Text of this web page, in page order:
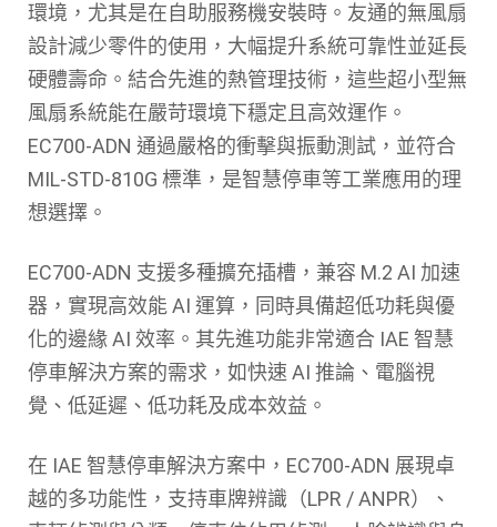
環境，尤其是在自助服務機安裝時。友通的無風扇
設計減少零件的使用，大幅提升系統可靠性並延長
硬體壽命。結合先進的熱管理技術，這些超小型無
風扇系統能在嚴苛環境下穩定且高效運作。
EC700-ADN 通過嚴格的衝擊與振動測試，並符合
MIL-STD-810G 標準，是智慧停車等工業應用的理
想選擇。
EC700-ADN 支援多種擴充插槽，兼容 M.2 AI 加速
器，實現高效能 AI 運算，同時具備超低功耗與優
化的邊緣 AI 效率。其先進功能非常適合 IAE 智慧
停車解決方案的需求，如快速 AI 推論、電腦視
覺、低延遲、低功耗及成本效益。
在 IAE 智慧停車解決方案中，EC700-ADN 展現卓
越的多功能性，支持車牌辨識（LPR / ANPR）、